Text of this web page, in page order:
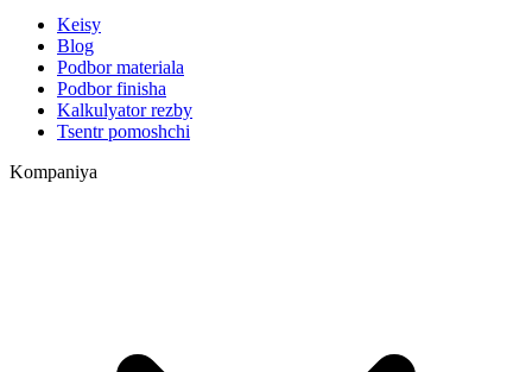
Keisy
Blog
Podbor materiala
Podbor finisha
Kalkulyator rezby
Tsentr pomoshchi
Kompaniya